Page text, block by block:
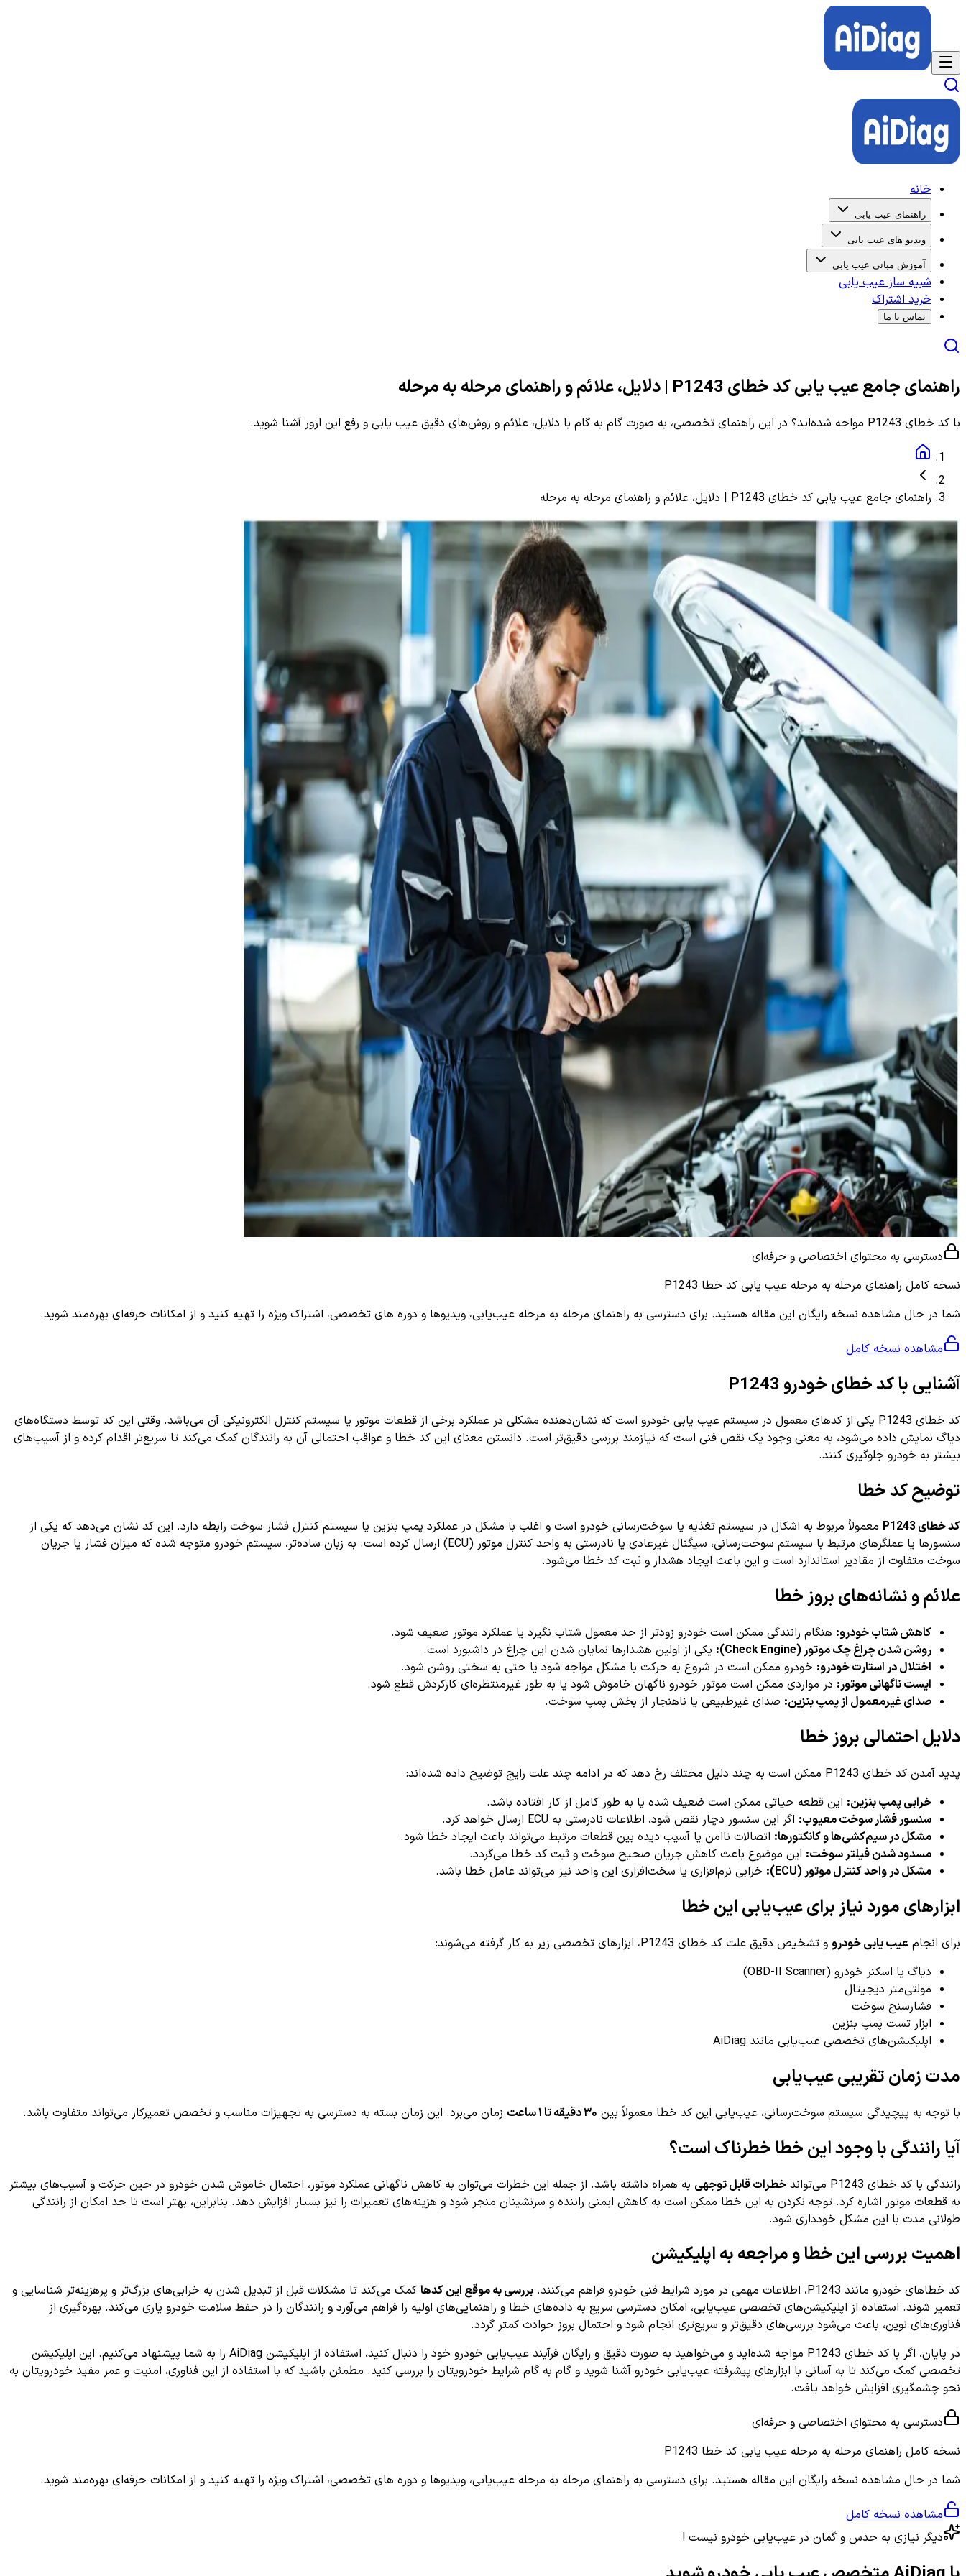
خانه
راهنمای عیب یابی
ویدیو های عیب یابی
آموزش مبانی عیب یابی
شبیه ساز عیب یابی
خرید اشتراک
تماس با ما
راهنمای جامع عیب یابی کد خطای P1243 | دلایل، علائم و راهنمای مرحله به مرحله
با کد خطای P1243 مواجه شده‌اید؟ در این راهنمای تخصصی، به صورت گام به گام با دلایل، علائم و روش‌های دقیق عیب یابی و رفع این ارور آشنا شوید.
راهنمای جامع عیب یابی کد خطای P1243 | دلایل، علائم و راهنمای مرحله به مرحله
دسترسی به محتوای اختصاصی و حرفه‌ای
نسخه کامل راهنمای مرحله به مرحله عیب یابی کد خطا P1243
شما در حال مشاهده نسخه رایگان این مقاله هستید. برای دسترسی به راهنمای مرحله به مرحله عیب‌یابی، ویدیوها و دوره های تخصصی، اشتراک ویژه را تهیه کنید و از امکانات حرفه‌ای بهره‌مند شوید.
مشاهده نسخه کامل
آشنایی با کد خطای خودرو P1243
کد خطای P1243 یکی از کدهای معمول در سیستم عیب یابی خودرو است که نشان‌دهنده مشکلی در عملکرد برخی از قطعات موتور یا سیستم کنترل الکترونیکی آن می‌باشد. وقتی این کد توسط دستگاه‌های
دیاگ نمایش داده می‌شود، به معنی وجود یک نقص فنی است که نیازمند بررسی دقیق‌تر است. دانستن معنای این کد خطا و عواقب احتمالی آن به رانندگان کمک می‌کند تا سریع‌تر اقدام کرده و از آسیب‌های
بیشتر به خودرو جلوگیری کنند.
توضیح کد خطا
کد خطای P1243
معمولاً مربوط به اشکال در سیستم تغذیه یا سوخت‌رسانی خودرو است و اغلب با مشکل در عملکرد پمپ بنزین یا سیستم کنترل فشار سوخت رابطه دارد. این کد نشان می‌دهد که یکی از
سنسورها یا عملگرهای مرتبط با سیستم سوخت‌رسانی، سیگنال غیرعادی یا نادرستی به واحد کنترل موتور (ECU) ارسال کرده است. به زبان ساده‌تر، سیستم خودرو متوجه شده که میزان فشار یا جریان
سوخت متفاوت از مقادیر استاندارد است و این باعث ایجاد هشدار و ثبت کد خطا می‌شود.
علائم و نشانه‌های بروز خطا
کاهش شتاب خودرو: هنگام رانندگی ممکن است خودرو زودتر از حد معمول شتاب نگیرد یا عملکرد موتور ضعیف شود.
روشن شدن چراغ چک موتور (Check Engine):
یکی از اولین هشدارها نمایان شدن این چراغ در داشبورد است.
اختلال در استارت خودرو: خودرو ممکن است در شروع به حرکت با مشکل مواجه شود یا حتی به سختی روشن شود.
ایست ناگهانی موتور: در مواردی ممکن است موتور خودرو ناگهان خاموش شود یا به طور غیرمنتظره‌ای کارکردش قطع شود.
صدای غیرمعمول از پمپ بنزین: صدای غیرطبیعی یا ناهنجار از بخش پمپ سوخت.
دلایل احتمالی بروز خطا
پدید آمدن کد خطای P1243 ممکن است به چند دلیل مختلف رخ دهد که در ادامه چند علت رایج توضیح داده شده‌اند:
خرابی پمپ بنزین: این قطعه حیاتی ممکن است ضعیف شده یا به طور کامل از کار افتاده باشد.
سنسور فشار سوخت معیوب: اگر این سنسور دچار نقص شود، اطلاعات نادرستی به ECU ارسال خواهد کرد.
مشکل در سیم‌کشی‌ها و کانکتورها: اتصالات ناامن یا آسیب دیده بین قطعات مرتبط می‌تواند باعث ایجاد خطا شود.
مسدود شدن فیلتر سوخت: این موضوع باعث کاهش جریان صحیح سوخت و ثبت کد خطا می‌گردد.
مشکل در واحد کنترل موتور (ECU):
خرابی نرم‌افزاری یا سخت‌افزاری این واحد نیز می‌تواند عامل خطا باشد.
ابزارهای مورد نیاز برای عیب‌یابی این خطا
برای انجام عیب یابی خودرو و تشخیص دقیق علت کد خطای P1243، ابزارهای تخصصی زیر به کار گرفته می‌شوند:
دیاگ یا اسکنر خودرو (OBD-II Scanner)
مولتی‌متر دیجیتال
فشارسنج سوخت
ابزار تست پمپ بنزین
اپلیکیشن‌های تخصصی عیب‌یابی مانند AiDiag
مدت زمان تقریبی عیب‌یابی
با توجه به پیچیدگی سیستم سوخت‌رسانی، عیب‌یابی این کد خطا معمولاً بین ۳۰ دقیقه تا ۱ ساعت زمان می‌برد. این زمان بسته به دسترسی به تجهیزات مناسب و تخصص تعمیرکار می‌تواند متفاوت باشد.
آیا رانندگی با وجود این خطا خطرناک است؟
رانندگی با کد خطای P1243 می‌تواند خطرات قابل توجهی به همراه داشته باشد. از جمله این خطرات می‌توان به کاهش ناگهانی عملکرد موتور، احتمال خاموش شدن خودرو در حین حرکت و آسیب‌های بیشتر
به قطعات موتور اشاره کرد. توجه نکردن به این خطا ممکن است به کاهش ایمنی راننده و سرنشینان منجر شود و هزینه‌های تعمیرات را نیز بسیار افزایش دهد. بنابراین، بهتر است تا حد امکان از رانندگی
طولانی مدت با این مشکل خودداری شود.
اهمیت بررسی این خطا و مراجعه به اپلیکیشن
کد خطاهای خودرو مانند P1243، اطلاعات مهمی در مورد شرایط فنی خودرو فراهم می‌کنند. بررسی به موقع این کدها کمک می‌کند تا مشکلات قبل از تبدیل شدن به خرابی‌های بزرگ‌تر و پرهزینه‌تر شناسایی و
تعمیر شوند. استفاده از اپلیکیشن‌های تخصصی عیب‌یابی، امکان دسترسی سریع به داده‌های خطا و راهنمایی‌های اولیه را فراهم می‌آورد و رانندگان را در حفظ سلامت خودرو یاری می‌کند. بهره‌گیری از
فناوری‌های نوین، باعث می‌شود بررسی‌های دقیق‌تر و سریع‌تری انجام شود و احتمال بروز حوادث کمتر گردد.
در پایان، اگر با کد خطای P1243 مواجه شده‌اید و می‌خواهید به صورت دقیق و رایگان فرآیند عیب‌یابی خودرو خود را دنبال کنید، استفاده از اپلیکیشن AiDiag را به شما پیشنهاد می‌کنیم. این اپلیکیشن
تخصصی کمک می‌کند تا به آسانی با ابزارهای پیشرفته عیب‌یابی خودرو آشنا شوید و گام به گام شرایط خودرویتان را بررسی کنید. مطمئن باشید که با استفاده از این فناوری، امنیت و عمر مفید خودرویتان به
نحو چشمگیری افزایش خواهد یافت.
دسترسی به محتوای اختصاصی و حرفه‌ای
نسخه کامل راهنمای مرحله به مرحله عیب یابی کد خطا P1243
شما در حال مشاهده نسخه رایگان این مقاله هستید. برای دسترسی به راهنمای مرحله به مرحله عیب‌یابی، ویدیوها و دوره های تخصصی، اشتراک ویژه را تهیه کنید و از امکانات حرفه‌ای بهره‌مند شوید.
مشاهده نسخه کامل
دیگر نیازی به حدس و گمان در عیب‌یابی خودرو نیست !